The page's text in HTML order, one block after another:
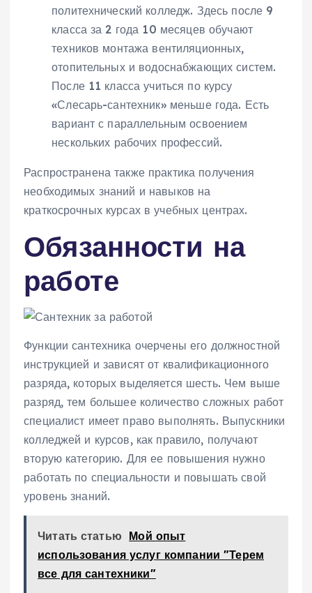
политехнический колледж. Здесь после 9
класса за 2 года 10 месяцев обучают
техников монтажа вентиляционных,
отопительных и водоснабжающих систем.
После 11 класса учиться по курсу
«Слесарь-сантехник» меньше года. Есть
вариант с параллельным освоением
нескольких рабочих профессий.
Распространена также практика получения
необходимых знаний и навыков на
краткосрочных курсах в учебных центрах.
Обязанности на
работе
Функции сантехника очерчены его должностной
инструкцией и зависят от квалификационного
разряда, которых выделяется шесть. Чем выше
разряд, тем большее количество сложных работ
специалист имеет право выполнять. Выпускники
колледжей и курсов, как правило, получают
вторую категорию. Для ее повышения нужно
работать по специальности и повышать свой
уровень знаний.
Читать статью Мой опыт
использования услуг компании "Терем
все для сантехники"